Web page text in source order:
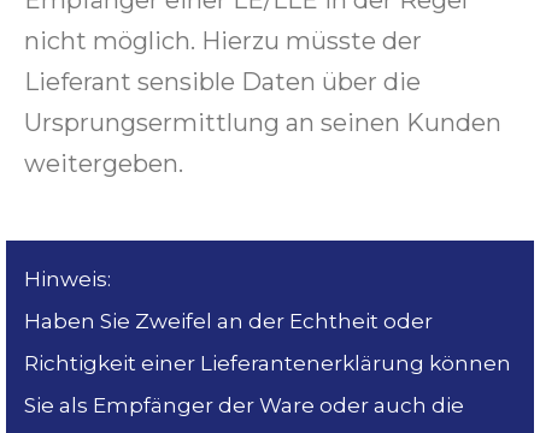
nicht möglich. Hierzu müsste der
Lieferant sensible Daten über die
Ursprungsermittlung an seinen Kunden
weitergeben.
Hinweis:
Haben Sie Zweifel an der Echtheit oder
Richtigkeit einer Lieferantenerklärung können
Sie als Empfänger der Ware oder auch die